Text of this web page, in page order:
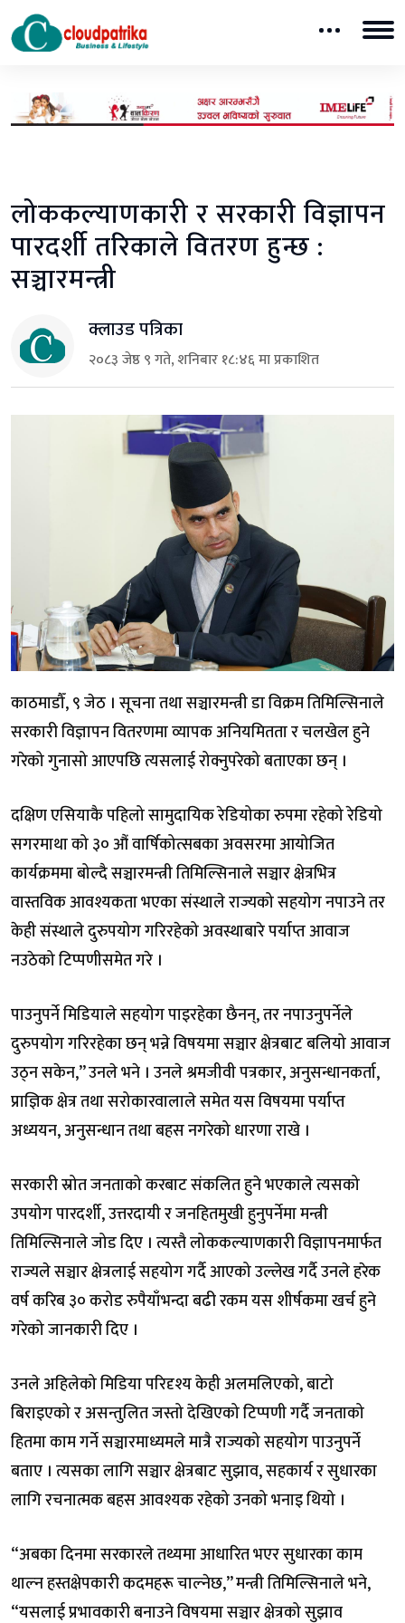
लोककल्याणकारी र सरकारी विज्ञापन
पारदर्शी तरिकाले वितरण हुन्छ :
सञ्चारमन्त्री
क्लाउड पत्रिका
२०८३ जेष्ठ ९ गते, शनिबार १८:४६ मा प्रकाशित
काठमाडौँ, ९ जेठ । सूचना तथा सञ्चारमन्त्री डा विक्रम तिमिल्सिनाले
सरकारी विज्ञापन वितरणमा व्यापक अनियमितता र चलखेल हुने
गरेको गुनासो आएपछि त्यसलाई रोक्नुपरेको बताएका छन् ।
दक्षिण एसियाकै पहिलो सामुदायिक रेडियोका रुपमा रहेको रेडियो
सगरमाथा को ३० औं वार्षिकोत्सबका अवसरमा आयोजित
कार्यक्रममा बोल्दै सञ्चारमन्त्री तिमिल्सिनाले सञ्चार क्षेत्रभित्र
वास्तविक आवश्यकता भएका संस्थाले राज्यको सहयोग नपाउने तर
केही संस्थाले दुरुपयोग गरिरहेको अवस्थाबारे पर्याप्त आवाज
नउठेको टिप्पणीसमेत गरे ।
पाउनुपर्ने मिडियाले सहयोग पाइरहेका छैनन्, तर नपाउनुपर्नेले
दुरुपयोग गरिरहेका छन् भन्ने विषयमा सञ्चार क्षेत्रबाट बलियो आवाज
उठ्न सकेन,” उनले भने । उनले श्रमजीवी पत्रकार, अनुसन्धानकर्ता,
प्राज्ञिक क्षेत्र तथा सरोकारवालाले समेत यस विषयमा पर्याप्त
अध्ययन, अनुसन्धान तथा बहस नगरेको धारणा राखे ।
सरकारी स्रोत जनताको करबाट संकलित हुने भएकाले त्यसको
उपयोग पारदर्शी, उत्तरदायी र जनहितमुखी हुनुपर्नेमा मन्त्री
तिमिल्सिनाले जोड दिए । त्यस्तै लोककल्याणकारी विज्ञापनमार्फत
राज्यले सञ्चार क्षेत्रलाई सहयोग गर्दै आएको उल्लेख गर्दै उनले हरेक
वर्ष करिब ३० करोड रुपैयाँभन्दा बढी रकम यस शीर्षकमा खर्च हुने
गरेको जानकारी दिए ।
उनले अहिलेको मिडिया परिदृश्य केही अलमलिएको, बाटो
बिराइएको र असन्तुलित जस्तो देखिएको टिप्पणी गर्दै जनताको
हितमा काम गर्ने सञ्चारमाध्यमले मात्रै राज्यको सहयोग पाउनुपर्ने
बताए । त्यसका लागि सञ्चार क्षेत्रबाट सुझाव, सहकार्य र सुधारका
लागि रचनात्मक बहस आवश्यक रहेको उनको भनाइ थियो ।
“अबका दिनमा सरकारले तथ्यमा आधारित भएर सुधारका काम
थाल्न हस्तक्षेपकारी कदमहरू चाल्नेछ,” मन्त्री तिमिल्सिनाले भने,
“यसलाई प्रभावकारी बनाउने विषयमा सञ्चार क्षेत्रको सुझाव